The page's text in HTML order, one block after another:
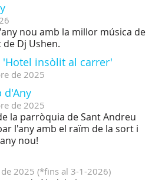
nou amb la millor música de
Dj Ushen.
'Hotel insòlit al carrer'
de 2025
d'Any
de 2025
la parròquia de Sant Andreu
l'any amb el raïm de la sort i
nou!
de 2025 (*fins al 3-1-2026)